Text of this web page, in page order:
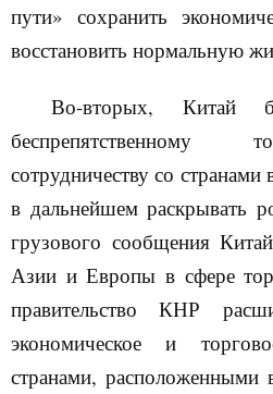
пути» сохранить
восстановить нормальную
Во-вторых, Китай
беспрепятственному
сотрудничеству со
в дальнейшем раскрывать
грузового сообщения
Азии и Европы в сфере
правительство КНР
экономическое и
странами, расположенными